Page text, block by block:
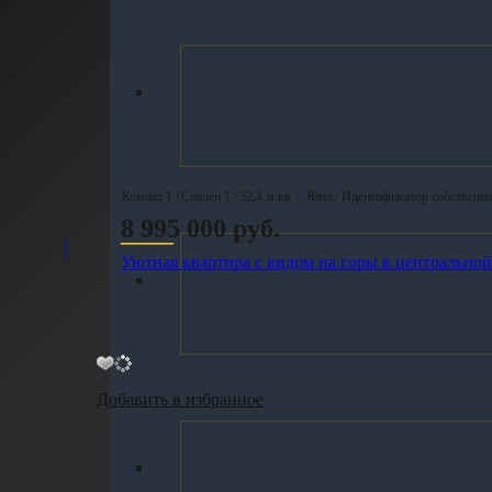
Комнат 1 / Спален 1 / 32,4 м.кв. Ялта / Идентификатор
8 995 000 руб.
____
Уютная квартира с видом на горы в
Добавить в избранное